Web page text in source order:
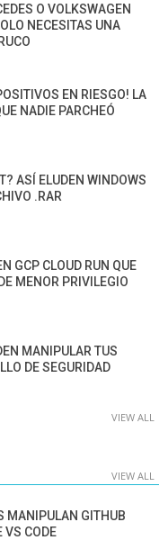
O VOLKSWAGEN
NECESITAS UNA
EN RIESGO! LA
NADIE PARCHEÓ
ASÍ ELUDEN WINDOWS
.RAR
GCP CLOUD RUN QUE
MENOR PRIVILEGIO
MANIPULAR TUS
DE SEGURIDAD
VIEW ALL
VIEW ALL
MANIPULAN GITHUB
VS CODE